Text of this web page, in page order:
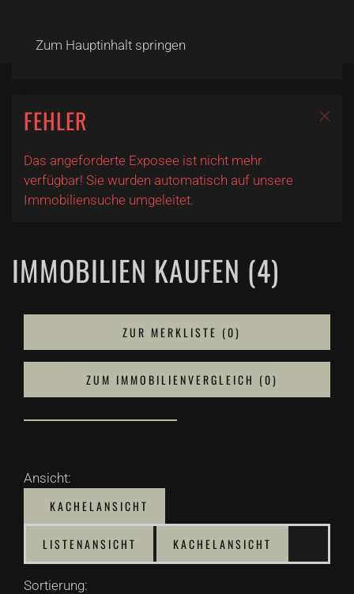
Zum Hauptinhalt springen
FEHLER
Das angeforderte Exposee ist nicht mehr
verfügbar! Sie wurden automatisch auf unsere
Immobiliensuche umgeleitet.
IMMOBILIEN KAUFEN (4)
ZUR MERKLISTE (0)
ZUM IMMOBILIENVERGLEICH (0)
Ansicht:
KACHELANSICHT
LISTENANSICHT KACHELANSICHT
Sortierung: